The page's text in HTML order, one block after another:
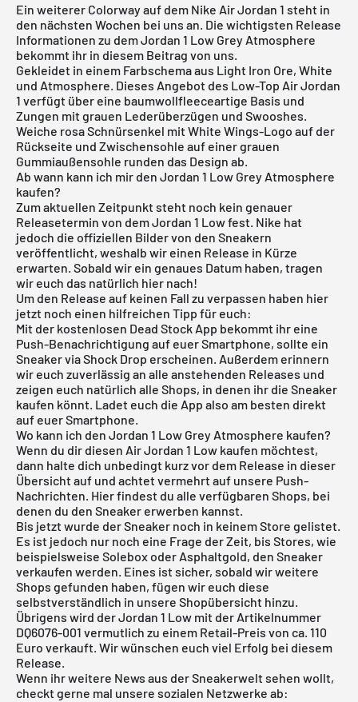
Ein weiterer Colorway auf dem Nike Air Jordan 1 steht in
den nächsten Wochen bei uns an. Die wichtigsten Release
Informationen zu dem Jordan 1 Low Grey Atmosphere
bekommt ihr in diesem Beitrag von uns.
Gekleidet in einem Farbschema aus Light Iron Ore, White
und Atmosphere. Dieses Angebot des Low-Top Air Jordan
1 verfügt über eine baumwollfleeceartige Basis und
Zungen mit grauen Lederüberzügen und Swooshes.
Weiche rosa Schnürsenkel mit White Wings-Logo auf der
Rückseite und Zwischensohle auf einer grauen
Gummiaußensohle runden das Design ab.
Ab wann kann ich mir den Jordan 1 Low Grey Atmosphere
kaufen?
Zum aktuellen Zeitpunkt steht noch kein genauer
Releasetermin von dem Jordan 1 Low fest. Nike hat
jedoch die offiziellen Bilder von den Sneakern
veröffentlicht, weshalb wir einen Release in Kürze
erwarten. Sobald wir ein genaues Datum haben, tragen
wir euch das natürlich hier nach!
Um den Release auf keinen Fall zu verpassen haben hier
jetzt noch einen hilfreichen Tipp für euch:
Mit der kostenlosen Dead Stock App bekommt ihr eine
Push-Benachrichtigung auf euer Smartphone, sollte ein
Sneaker via Shock Drop erscheinen. Außerdem erinnern
wir euch zuverlässig an alle anstehenden Releases und
zeigen euch natürlich alle Shops, in denen ihr die Sneaker
kaufen könnt. Ladet euch die App also am besten direkt
auf euer Smartphone.
Wo kann ich den Jordan 1 Low Grey Atmosphere kaufen?
Wenn du dir diesen Air Jordan 1 Low kaufen möchtest,
dann halte dich unbedingt kurz vor dem Release in dieser
Übersicht auf und achtet vermehrt auf unsere Push-
Nachrichten. Hier findest du alle verfügbaren Shops, bei
denen du den Sneaker erwerben kannst.
Bis jetzt wurde der Sneaker noch in keinem Store gelistet.
Es ist jedoch nur noch eine Frage der Zeit, bis Stores, wie
beispielsweise Solebox oder Asphaltgold, den Sneaker
verkaufen werden. Eines ist sicher, sobald wir weitere
Shops gefunden haben, fügen wir euch diese
selbstverständlich in unsere Shopübersicht hinzu.
Übrigens wird der Jordan 1 Low mit der Artikelnummer
DQ6076-001 vermutlich zu einem Retail-Preis von ca. 110
Euro verkauft. Wir wünschen euch viel Erfolg bei diesem
Release.
Wenn ihr weitere News aus der Sneakerwelt sehen wollt,
checkt gerne mal unsere sozialen Netzwerke ab: